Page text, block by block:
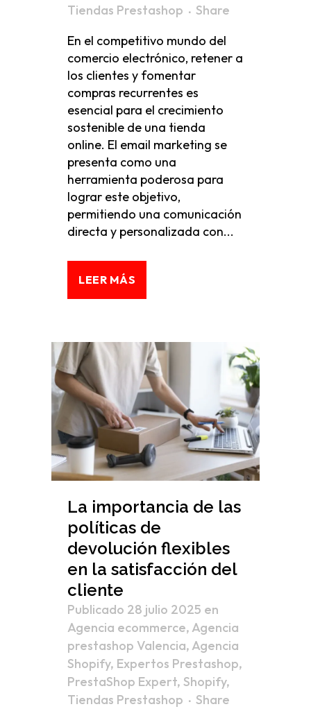
Tiendas Prestashop
Share
En el competitivo mundo del
comercio electrónico, retener a
los clientes y fomentar
compras recurrentes es
esencial para el crecimiento
sostenible de una tienda
online. El email marketing se
presenta como una
herramienta poderosa para
lograr este objetivo,
permitiendo una comunicación
directa y personalizada con...
LEER MÁS
La importancia de las
políticas de
devolución flexibles
en la satisfacción del
cliente
Publicado 28 julio 2025 en
Agencia ecommerce, Agencia
prestashop Valencia, Agencia
Shopify, Expertos Prestashop,
PrestaShop Expert, Shopify,
Tiendas Prestashop
Share